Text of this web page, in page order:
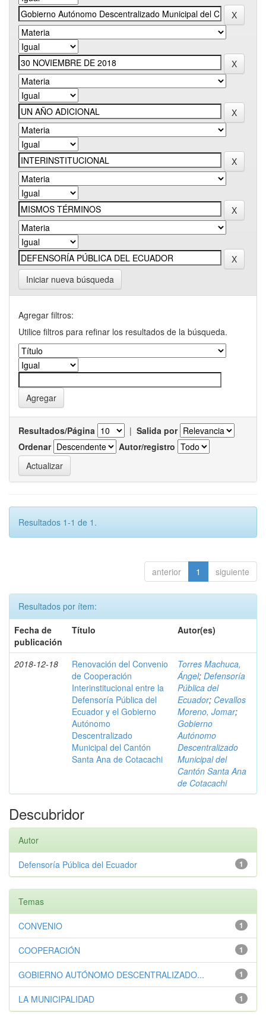
Iniciar nueva búsqueda
Agregar filtros:
Utilice filtros para refinar los resultados de la búsqueda.
Resultados/Página | Salida por
Ordenar
Autor/registro
Resultados 1-1 de 1.
anterior 1 siguiente
Resultados por ítem:
Fecha de
publicación
Título Autor(es)
2018-12-18
Renovación del Convenio
de Cooperación
Interinstitucional entre la
Defensoría Pública del
Ecuador y el Gobierno
Autónomo
Descentralizado
Municipal del Cantón
Santa Ana de Cotacachi
Torres Machuca,
Ángel; Defensoría
Pública del
Ecuador; Cevallos
Moreno, Jomar;
Gobierno
Autónomo
Descentralizado
Municipal del
Cantón Santa Ana
de Cotacachi
Descubridor
Autor
1
Defensoría Pública del Ecuador
Temas
1
CONVENIO
1
COOPERACIÓN
1
GOBIERNO AUTÓNOMO DESCENTRALIZADO...
1
LA MUNICIPALIDAD